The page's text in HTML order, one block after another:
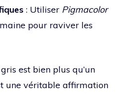
: Utiliser Pigmacolor
pour raviver les
est bien plus qu’un
une véritable affirmation